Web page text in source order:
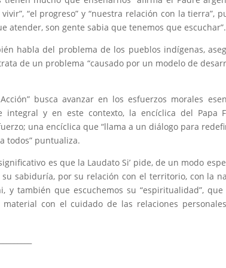
“el progreso” y “nuestra relación con la tierra”,
atender, son gente sabia que tenemos que escuchar”.
habla del problema de los pueblos indígenas,
de un problema “causado por un modelo de
busca avanzar en los esfuerzos morales
integral y en este contexto, la encíclica del Papa
una encíclica que “llama a un diálogo para
todos” puntualiza.
es que la Laudato Si’ pide, de un modo
sabiduría, por su relación con el territorio, con la
y también que escuchemos su “espiritualidad”,
con el cuidado de las relaciones